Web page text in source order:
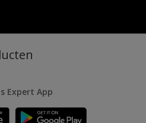
Expert App